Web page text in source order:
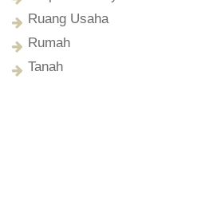
Ruang Usaha
Rumah
Tanah